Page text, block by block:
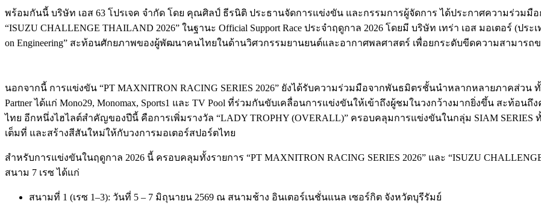
พร้อมกันนี้ บริษัท เอส 63 โปรเจค จำกัด โดย คุณศิลป์ ธีรนิติ ประธานจัดการแข่งขัน และกรรมการผู้จัดการ ได้ประกาศความร่วมมื
“ISUZU CHALLENGE THAILAND 2026” ในฐานะ Official Support Race ประจำฤดูกาล 2026 โดยมี บริษัท เทร่า เอส มอเตอร์ (ปร
on Engineering” สะท้อนศักยภาพของผู้พัฒนาคนไทยในด้านวิศวกรรมยานยนต์และอากาศพลศาสตร์ เพื่อยกระดับขีดความสามาร
นอกจากนี้ การแข่งขัน “PT MAXNITRON RACING SERIES 2026” ยังได้รับความร่วมมือจากพันธมิตรชั้นนำหลากหลายภาคส่วน
Partner ได้แก่ Mono29, Monomax, Sports1 และ TV Pool ที่ร่วมกันขับเคลื่อนการแข่งขันให้เข้าถึงผู้ชมในวงกว้างมากยิ่งขึ้น สะท้
ไทย อีกหนึ่งไฮไลต์สำคัญของปีนี้ คือการเพิ่มรางวัล “LADY TROPHY (OVERALL)” ครอบคลุมการแข่งขันในกลุ่ม SIAM
เต็มที่ และสร้างสีสันใหม่ให้กับวงการมอเตอร์สปอร์ตไทย
สำหรับการแข่งขันในฤดูกาล 2026 นี้ ครอบคลุมทั้งรายการ “PT MAXNITRON RACING SERIES 2026” และ “ISUZU
สนาม 7 เรซ ได้แก่
สนามที่ 1 (เรซ 1–3): วันที่ 5 – 7 มิถุนายน 2569 ณ สนามช้าง อินเตอร์เนชั่นแนล เซอร์กิต จังหวัดบุรีรัมย์